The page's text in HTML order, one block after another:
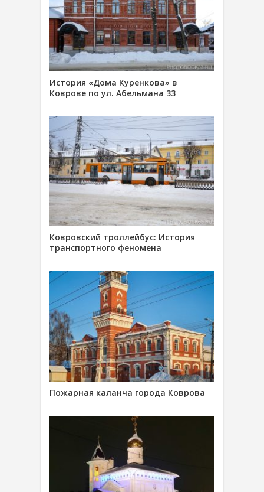
История «Дома Куренкова» в
Коврове по ул. Абельмана 33
Ковровский троллейбус: История
транспортного феномена
Пожарная каланча города Коврова